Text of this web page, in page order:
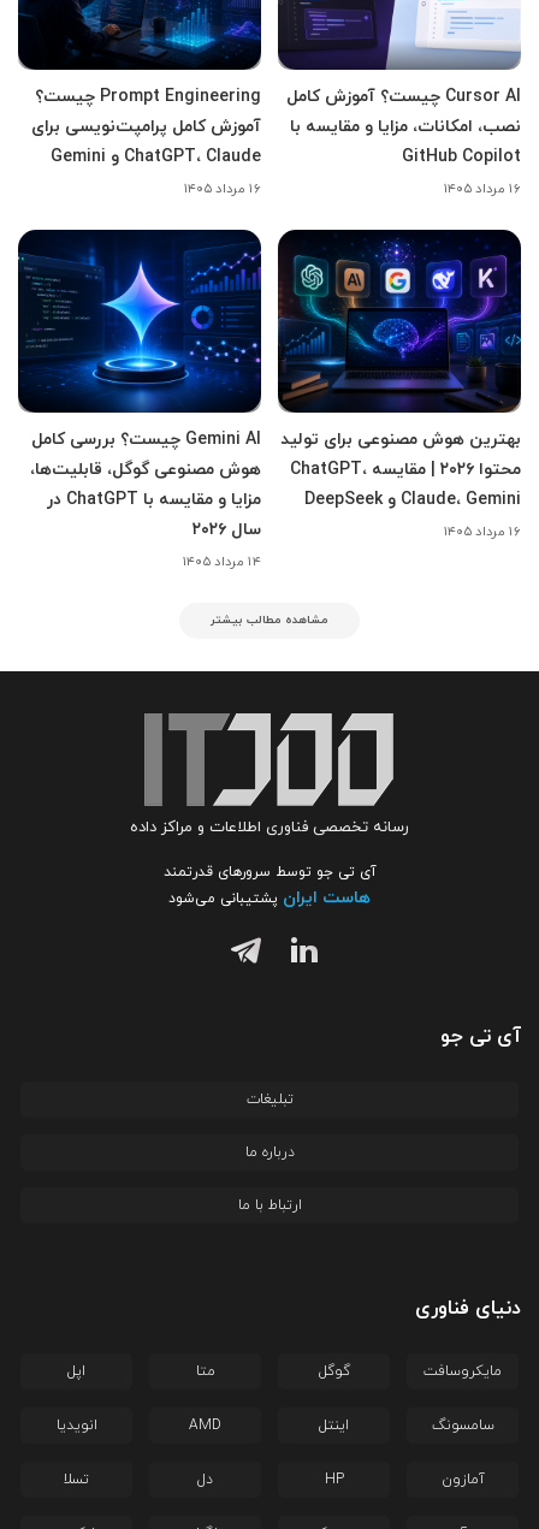
Cursor AI چیست؟ آموزش کامل
نصب، امکانات، مزایا و مقایسه با
GitHub Copilot
۱۶ مرداد ۱۴۰۵
Prompt Engineering چیست؟
آموزش کامل پرامپت‌نویسی برای
ChatGPT، Claude و Gemini
۱۶ مرداد ۱۴۰۵
بهترین هوش مصنوعی برای تولید
محتوا ۲۰۲۶ | مقایسه ChatGPT،
Claude، Gemini و DeepSeek
۱۶ مرداد ۱۴۰۵
Gemini AI چیست؟ بررسی کامل
هوش مصنوعی گوگل، قابلیت‌ها،
مزایا و مقایسه با ChatGPT در
سال ۲۰۲۶
۱۴ مرداد ۱۴۰۵
مشاهده مطالب بیشتر
رسانه تخصصی فناوری اطلاعات و مراکز داده
آی تی جو توسط سرورهای قدرتمند
هاست ایران پشتیبانی می‌شود
آی تی جو
تبلیغات
درباره ما
ارتباط با ما
دنیای فناوری
مایکروسافت گوگل متا اپل
سامسونگ اینتل AMD انویدیا
آمازون HP دل تسلا